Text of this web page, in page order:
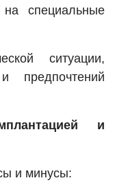
специальные
ситуации,
предпочтений
и
и минусы: